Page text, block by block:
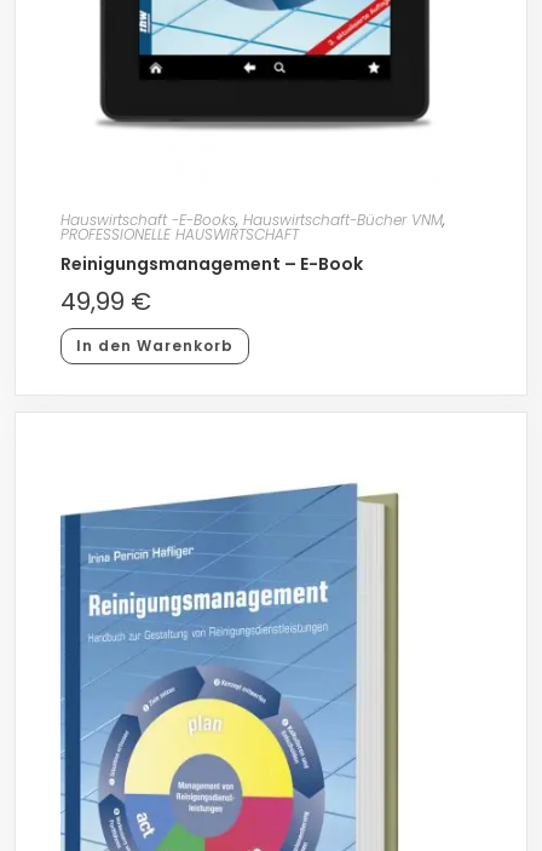
Hauswirtschaft -E-Books, Hauswirtschaft-Bücher VNM,
PROFESSIONELLE HAUSWIRTSCHAFT
Reinigungsmanagement – E-Book
49,99 €
In den Warenkorb